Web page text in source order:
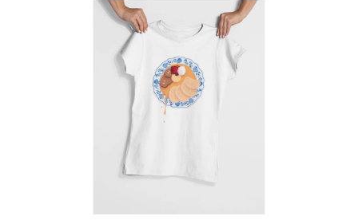
produktu